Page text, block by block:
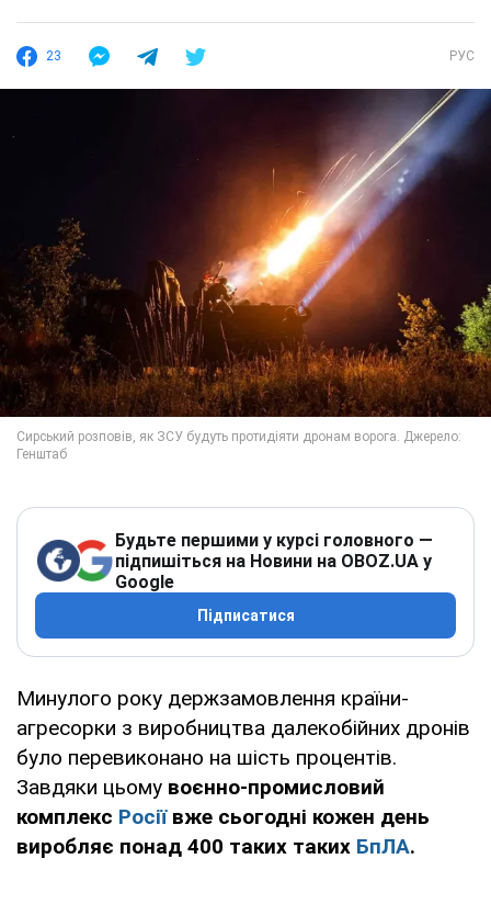
23 РУС
Будьте першими у курсі головного —
підпишіться на Новини на OBOZ.UA у
Google
Підписатися
Минулого року держзамовлення країни-
агресорки з виробництва далекобійних дронів
було перевиконано на шість процентів.
Завдяки цьому воєнно-промисловий
комплекс Росіївже сьогодні кожен день
виробляє понад 400 таких таких БпЛА.